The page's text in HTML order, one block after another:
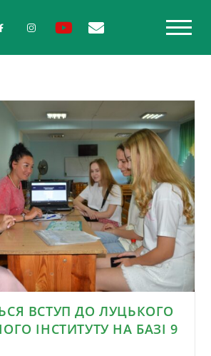
ВСТУП ДО ЛУЦЬКОГО
ІНСТИТУТУ НА БАЗІ 9